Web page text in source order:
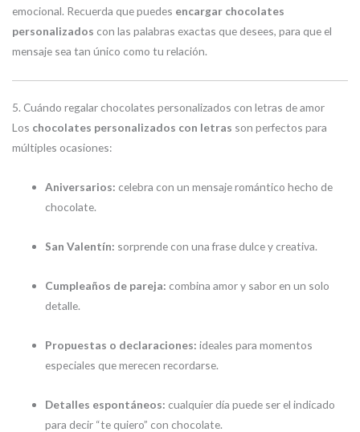
emocional. Recuerda que puedes encargar chocolates
personalizados con las palabras exactas que desees, para que el
mensaje sea tan único como tu relación.
5. Cuándo regalar chocolates personalizados con letras de amor
Los chocolates personalizados con letras son perfectos para
múltiples ocasiones:
Aniversarios: celebra con un mensaje romántico hecho de
chocolate.
San Valentín: sorprende con una frase dulce y creativa.
Cumpleaños de pareja: combina amor y sabor en un solo
detalle.
Propuestas o declaraciones: ideales para momentos
especiales que merecen recordarse.
Detalles espontáneos: cualquier día puede ser el indicado
para decir “te quiero” con chocolate.